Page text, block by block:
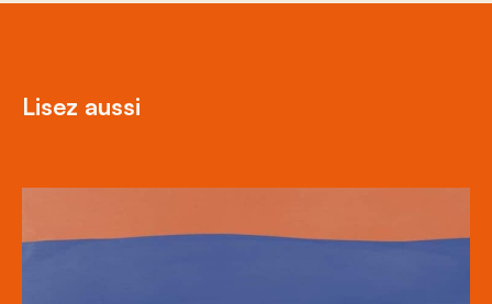
Lisez aussi